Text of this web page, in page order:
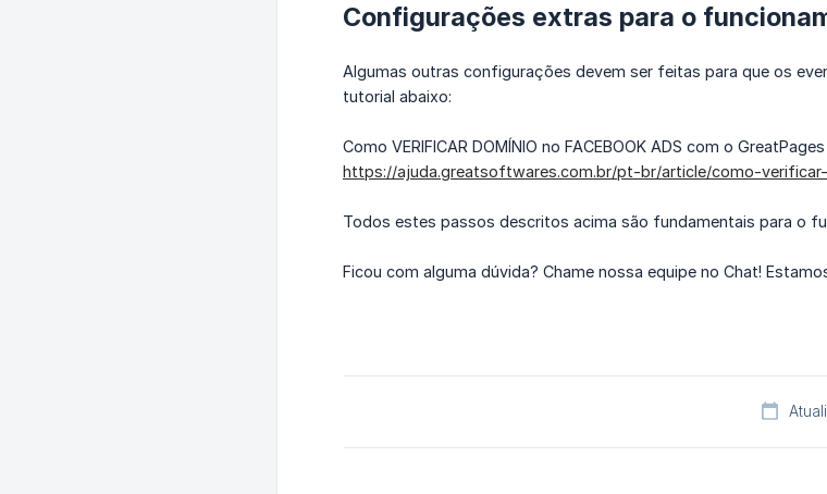
Configurações extras para o
Algumas outras configurações devem ser feitas para que os
tutorial abaixo:
Como VERIFICAR DOMÍNIO no FACEBOOK ADS com o GreatPages
https://ajuda.greatsoftwares.com.br/pt-br/article/como-
Todos estes passos descritos acima são fundamentais para o
Ficou com alguma dúvida? Chame nossa equipe no Chat!